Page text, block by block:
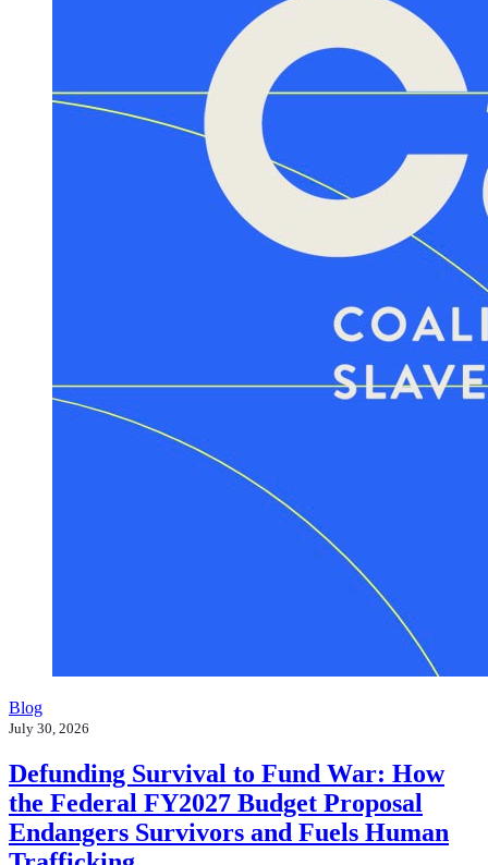
Blog
July 30, 2026
Defunding Survival to Fund War: How
the Federal FY2027 Budget Proposal
Endangers Survivors and Fuels Human